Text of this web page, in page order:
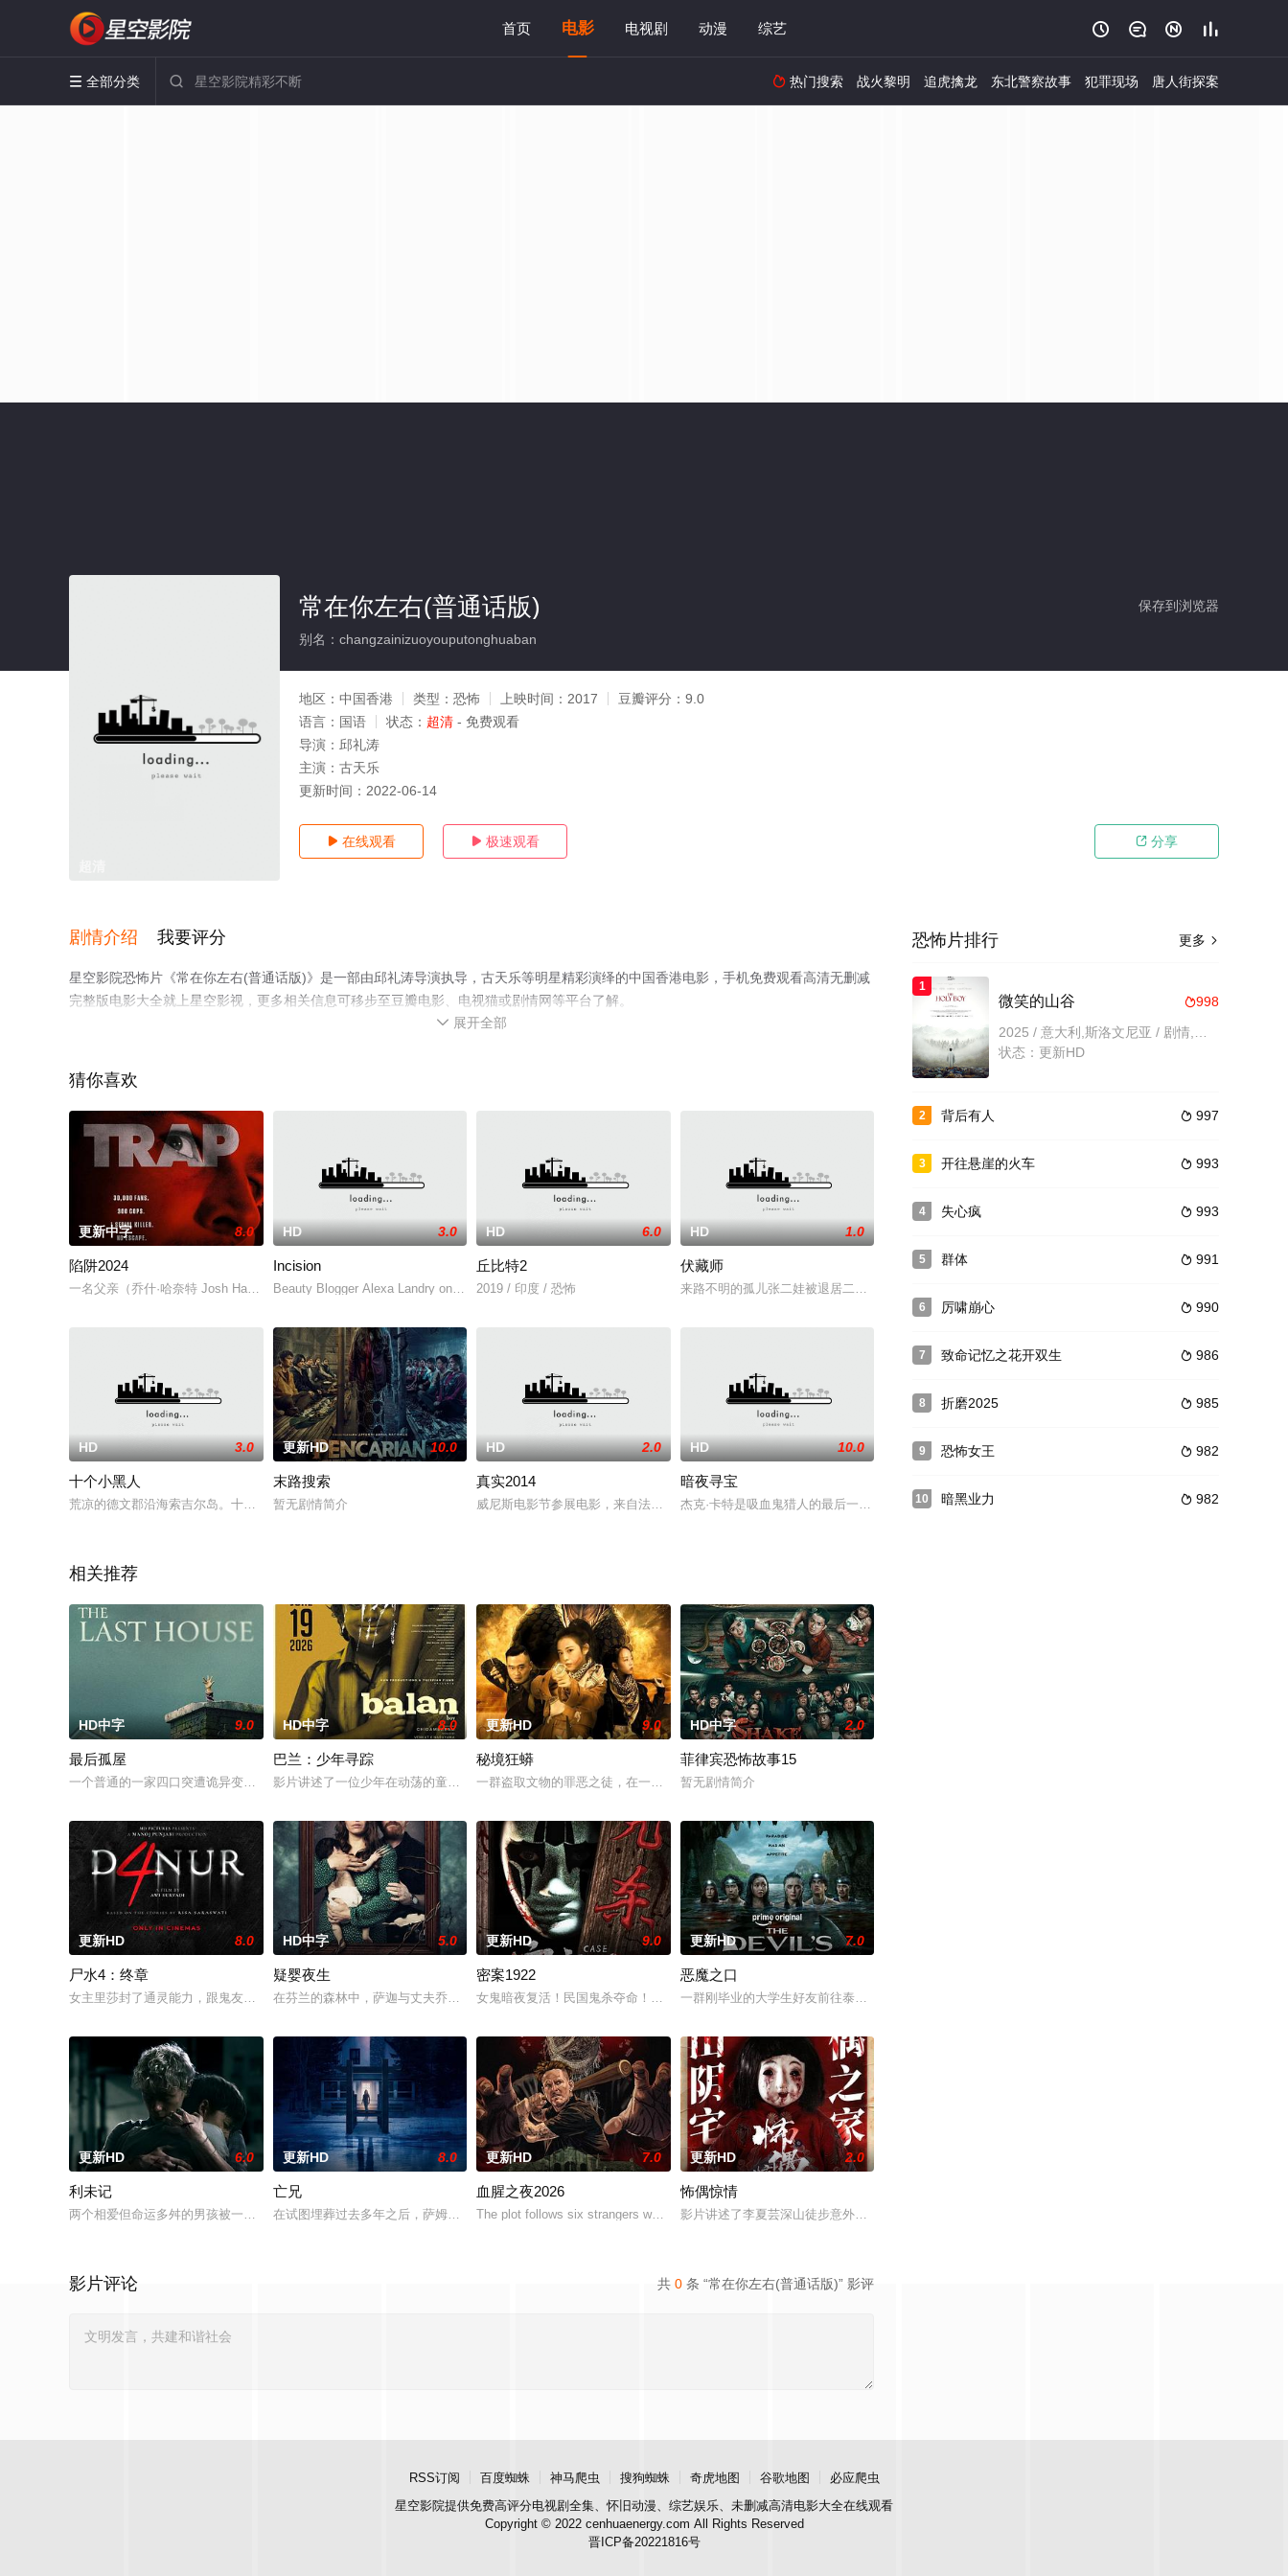
首页 电影 电视剧 动漫 综艺    
 全部分类   热门搜索 战火黎明 追虎擒龙 东北警察故事 犯罪现场 唐人街探案
保存到浏览器
常在你左右(普通话版)
别名：changzainizuoyouputonghuaban
地区： 中国香港 类型： 恐怖 上映时间： 2017 豆瓣评分： 9.0
语言： 国语 状态： 超清 - 免费观看
导演： 邱礼涛
主演： 古天乐
更新时间： 2022-06-14
 在线观看  极速观看  分享
剧情介绍 我要评分
星空影院恐怖片《常在你左右(普通话版)》是一部由邱礼涛导演执导，古天乐等明星精彩演绎的中国香港电影，手机免费观看高清无删减
完整版电影大全就上星空影视，更多相关信息可移步至豆瓣电影、电视猫或剧情网等平台了解。
 展开全部
猜你喜欢
更新中字 8.0
陷阱2024
一名父亲（乔什·哈奈特 Josh Hartnett 饰）陪同青少年女儿（阿里尔·多诺霍 Ariel Donoghue 饰）参加一场流行音乐
HD 3.0
Incision
Beauty Blogger Alexa Landry only had one fear, plastic surgery. She u
HD 6.0
丘比特2
2019 / 印度 / 恐怖
HD 1.0
伏藏师
来路不明的孤儿张二娃被退居二线的江湖大佬——“麻辣隔壁”的老板掰哥一手抚养长大。与店里年纪相仿小伙伴
HD 3.0
十个小黑人
荒凉的德文郡沿海索吉尔岛。十个陌生人被邀请到这座与世隔绝的小岛上做客，却没有任何一个人知道邀请者的庐山真面目。十人到达之后，只有一段神秘的
更新HD 10.0
末路搜索
暂无剧情简介
HD 2.0
真实2014
威尼斯电影节参展电影，来自法国鬼才导演昆汀·杜飞的作品。电影描述一位导演寻找奥斯卡级别的“呻吟”的故事，真实与虚幻的交织，画面场景的轮
HD 10.0
暗夜寻宝
杰克·卡特是吸血鬼猎人的最后一员。在一家洛杉矶餐馆杀死了几个吸血鬼之后，他被警察和其他吸血鬼追捕
相关推荐
HD中字 9.0
最后孤屋
一个普通的一家四口突遭诡异变故，被困在自家房屋中超过 1000 天无法出门。在资源消耗殆尽与未知神秘威胁的双重逼迫下，一家人必须想方设法联
HD中字 8.0
巴兰：少年寻踪
影片讲述了一位少年在动荡的童年中长大，母亲又突然失踪后，他踏上了寻母之旅。这不仅是对母亲下落的追寻，更是他探寻身世真相、寻求内心释怀的过程
更新HD 9.0
秘境狂蟒
一群盗取文物的罪恶之徒，在一次盗宝途中遇到神秘事件集体神秘消失。20年后寻宝队成员周西川和周嫣然、乐明为寻找神秘宝藏归还国家深入古
HD中字 2.0
菲律宾恐怖故事15
暂无剧情简介
更新HD 8.0
尸水4：终章
女主里莎封了通灵能力，跟鬼友断联多年，就想安安稳稳陪妹妹结婚。结果妹妹在老剧院求婚后直接被邪灵缠上，整个人性情大变，怪事接二连三炸出来。里
HD中字 5.0
疑婴夜生
在芬兰的森林中，萨迦与丈夫乔恩迎来了为人父母的新篇章。然而萨迦的喜悦被一股令人发寒的疑惧笼罩——她对新生儿产生了不为人知的猜疑，而乔恩对此
更新HD 9.0
密案1922
女鬼暗夜复活！民国鬼杀夺命！白米埋尸噬魂杀，鬼刃穿腹斩灵杀，女鬼点名要命！一幕幕“连环鬼杀”怵目惊心，令人胆寒！时局动荡，冤魂游离，
更新HD 7.0
恶魔之口
一群刚毕业的大学生好友前往泰国海岸，开启步入社会前的最后一场冒险，慕名报名了名为 “恶魔之口” 的偏
更新HD 6.0
利未记
两个相爱但命运多舛的男孩被一个暴力的存在所纠缠，这个存在会以他们最想要的那个人——也就是彼此——的样子出现。
更新HD 8.0
亡兄
在试图埋葬过去多年之后，萨姆被迫回到了她空荡荡的童年故居，因为她得知了哥哥马修神秘死亡的消息。萨姆与她体贴的丈夫布雷迪、关系疏远的兄弟诺兰
更新HD 7.0
血腥之夜2026
The plot follows six strangers who enter a cash-prize endurance chall
更新HD 2.0
怖偶惊情
影片讲述了李夏芸深山徒步意外坠崖后闯入隐秘古宅求救，得男主人石桥留宿，却陷入更恐怖的诡异事件，包
共 0 条 “常在你左右(普通话版)” 影评
影片评论
更多 
恐怖片排行
1
998
微笑的山谷
状态：更新HD
2  997
背后有人
3  993
开往悬崖的火车
4  993
失心疯
5  991
群体
6  990
厉啸崩心
7  986
致命记忆之花开双生
8  985
折磨2025
9  982
恐怖女王
10  982
暗黑业力
RSS订阅 百度蜘蛛 神马爬虫 搜狗蜘蛛 奇虎地图 谷歌地图
必应爬虫
星空影院提供免费高评分电视剧全集、怀旧动漫、综艺娱乐、未删减高清电影大全在线观看
Copyright © 2022 cenhuaenergy.com All Rights Reserved
晋ICP备20221816号